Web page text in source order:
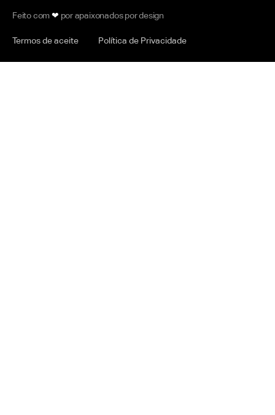
Feito com❤ por apaixonados por design
Termos de aceite Política de Privacidade